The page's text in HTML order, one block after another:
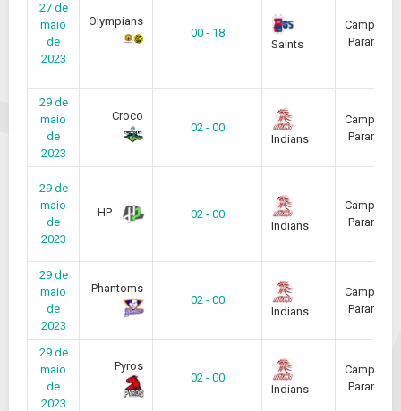
27 de
maio
de
2023
Olympians
00 - 18
Saints
29 de
maio
de
2023
Croco
02 - 00
Indians
29 de
maio
de
2023
HP
02 - 00
Indians
29 de
maio
de
2023
Phantoms
02 - 00
Indians
29 de
maio
de
2023
Pyros
02 - 00
Indians